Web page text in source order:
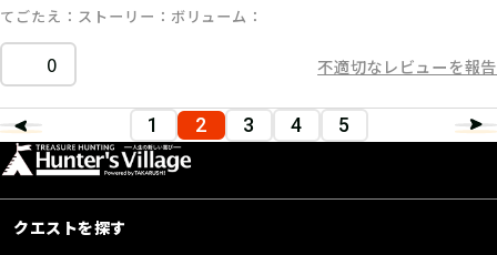
てごたえ ストーリー ボリューム
0 不適切なレビューを報告
1 2 3 4 5
クエストを探す